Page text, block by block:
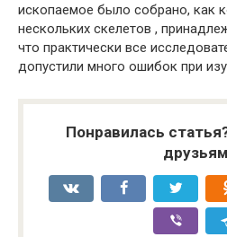
ископаемое было собрано, как
нескольких скелетов ,
что практически все
допустили много ошибок при
Понравилась